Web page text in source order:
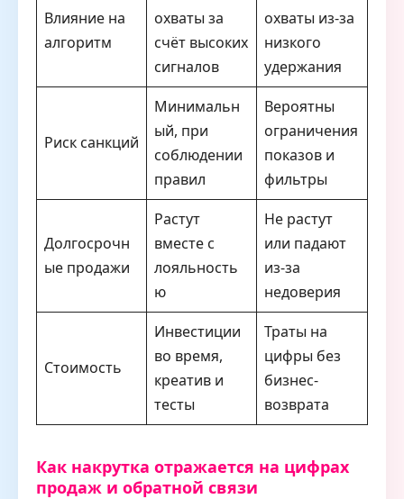
Влияние на
алгоритм
охваты за
счёт высоких
сигналов
охваты из-за
низкого
удержания
Риск санкций
Минимальн
ый, при
соблюдении
правил
Вероятны
ограничения
показов и
фильтры
Долгосрочн
ые продажи
Растут
вместе с
лояльность
ю
Не растут
или падают
из-за
недоверия
Стоимость
Инвестиции
во время,
креатив и
тесты
Траты на
цифры без
бизнес-
возврата
Как накрутка отражается на цифрах
продаж и обратной связи